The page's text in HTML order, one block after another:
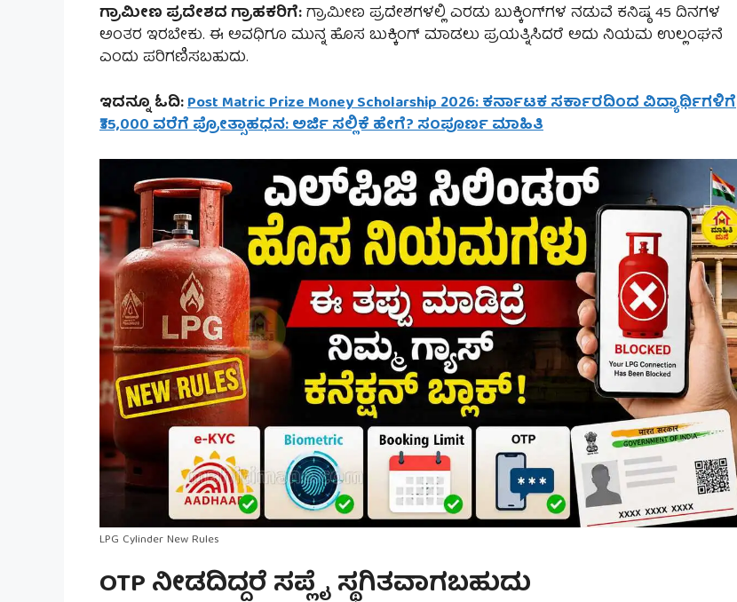
ಗ್ರಾಮೀಣ ಪ್ರದೇಶದ ಗ್ರಾಹಕರಿಗೆ:ಗ್ರಾಮೀಣ ಪ್ರದೇಶಗಳಲ್ಲಿ ಎರಡು ಬುಕ್ಕಿಂಗ್‌ಗಳ ನಡುವೆ ಕನಿಷ್ಠ 45 ದಿನಗಳ
ಅಂತರ ಇರಬೇಕು. ಈ ಅವಧಿಗೂ ಮುನ್ನ ಹೊಸ ಬುಕ್ಕಿಂಗ್ ಮಾಡಲು ಪ್ರಯತ್ನಿಸಿದರೆ ಅದು ನಿಯಮ ಉಲ್ಲಂಘನೆ
ಎಂದು ಪರಿಗಣಿಸಬಹುದು.
ಇದನ್ನೂ ಓದಿ:Post Matric Prize Money Scholarship 2026: ಕರ್ನಾಟಕ ಸರ್ಕಾರದಿಂದ ವಿದ್ಯಾರ್ಥಿಗಳಿಗೆ
₹35,000 ವರೆಗೆ ಪ್ರೋತ್ಸಾಹಧನ: ಅರ್ಜಿ ಸಲ್ಲಿಕೆ ಹೇಗೆ? ಸಂಪೂರ್ಣ ಮಾಹಿತಿ
LPG Cylinder New Rules
OTP ನೀಡದಿದ್ದರೆ ಸಪ್ಲೈ ಸ್ಥಗಿತವಾಗಬಹುದು